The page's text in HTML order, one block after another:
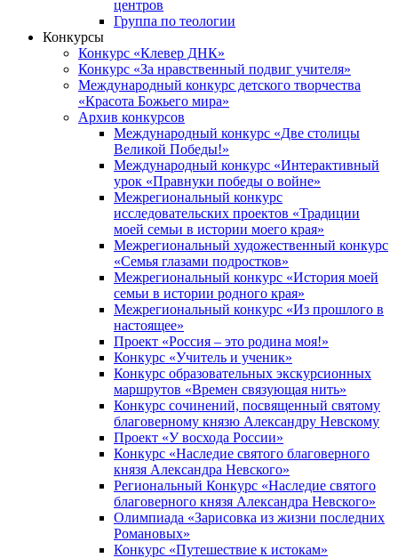
центров
Группа по теологии
Конкурсы
Конкурс «Клевер ДНК»
Конкурс «За нравственный подвиг учителя»
Международный конкурс детского творчества
«Красота Божьего мира»
Архив конкурсов
Международный конкурс «Две столицы
Великой Победы!»
Международный конкурс «Интерактивный
урок «Правнуки победы о войне»
Межрегиональный конкурс
исследовательских проектов «Традиции
моей семьи в истории моего края»
Межрегиональный художественный конкурс
«Семья глазами подростков»
Межрегиональный конкурс «История моей
семьи в истории родного края»
Межрегиональный конкурс «Из прошлого в
настоящее»
Проект «Россия – это родина моя!»
Конкурс «Учитель и ученик»
Конкурс образовательных экскурсионных
маршрутов «Времен связующая нить»
Конкурс сочинений, посвященный святому
благоверному князю Александру Невскому
Проект «У восхода России»
Конкурс «Наследие святого благоверного
князя Александра Невского»
Региональный Конкурс «Наследие святого
благоверного князя Александра Невского»
Олимпиада «Зарисовка из жизни последних
Романовых»
Конкурс «Путешествие к истокам»